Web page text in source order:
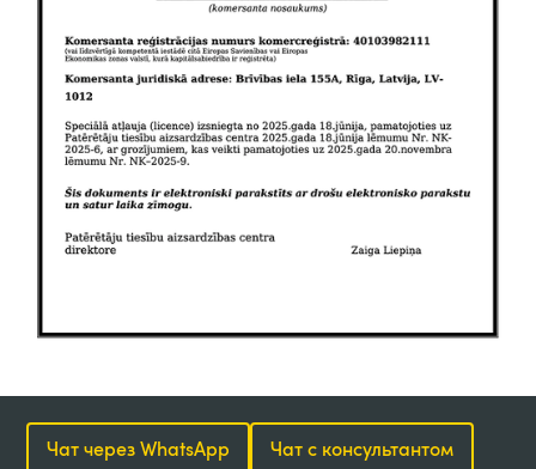
Чат через WhatsApp Чат с консультантом